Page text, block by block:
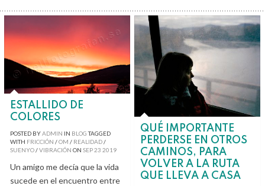
ESTALLIDO DE
COLORES
POSTED BYADMIN IN BLOGTAGGED
WITH FRICCIÓN /OM / REALIDAD/
SUENYO/VIBRACIÓN ON SEP23 2019
Un amigo me decía que la vida
sucede en el encuentro entre
QUÉ IMPORTANTE
PERDERSE EN OTROS
CAMINOS, PARA
VOLVER A LA RUTA
QUE LLEVA A CASA